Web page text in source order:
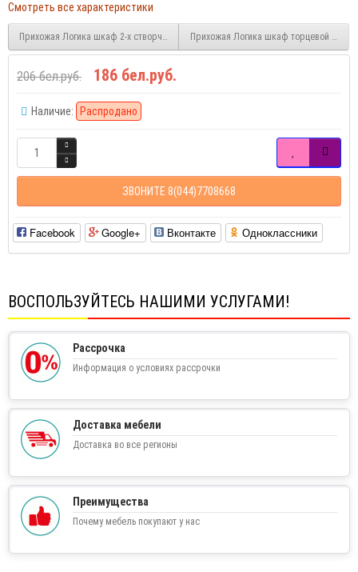
Смотреть все характеристики
Прихожая Логика шкаф 2-х створчатый с ящикамиПрихожая Логика шкаф торцевой
206 бел.руб. 186 бел.руб.
Наличие: Распродано
ЗВОНИТЕ 8(044)7708668
Facebook Google+ Вконтакте Одноклассники
ВОСПОЛЬЗУЙТЕСЬ НАШИМИ УСЛУГАМИ!
Рассрочка
Информация о условиях рассрочки
Доставка мебели
Доставка во все регионы
Преимущества
Почему мебель покупают у нас